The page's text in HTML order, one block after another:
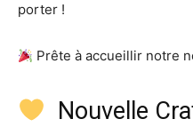
porter !
Prête à accueillir notre
Nouvelle